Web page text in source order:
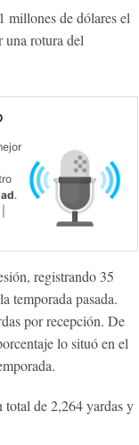
millones de dólares el
una rotura del
.
registrando 35
temporada pasada.
por recepción. De
lo situó en el
total de 2,264 yardas y